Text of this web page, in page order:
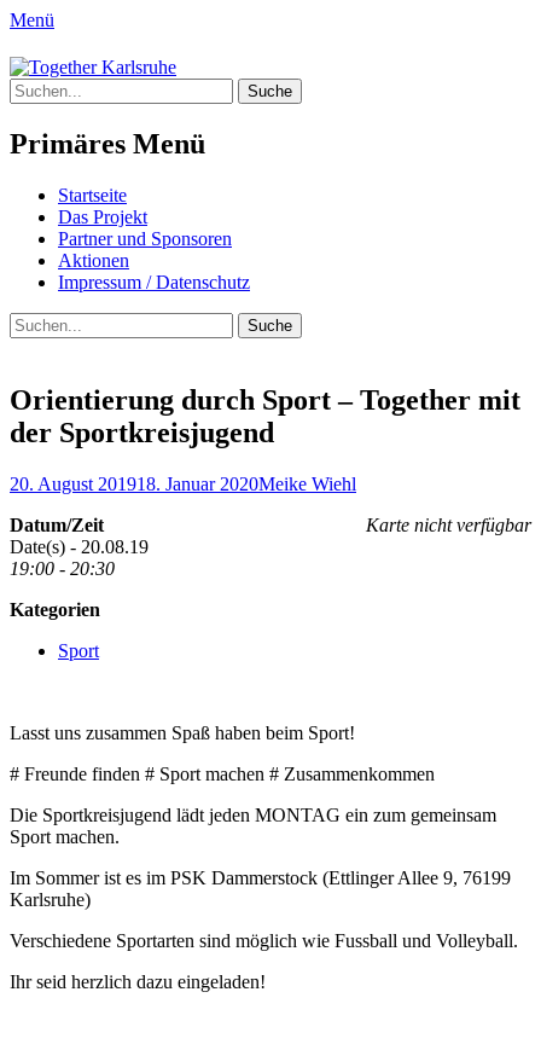
Menü
Together Karlsruhe
Integration von jungen Menschen mit
Fluchterfahrung und
Migrationshintergrund
Suche
nach:
Primäres Menü
Springe
zum
Inhalt
Startseite
Das Projekt
Partner und Sponsoren
Aktionen
Impressum / Datenschutz
Suchen
Suche
nach:
Orientierung durch Sport – Together mit
der Sportkreisjugend
Posted
20. August 201918. Januar 2020Author
Meike Wiehl
Karte nicht verfügbar
Datum/Zeit
Date(s) - 20.08.19
19:00 - 20:30
Kategorien
Sport
Lasst uns zusammen Spaß haben beim Sport!
# Freunde finden # Sport machen # Zusammenkommen
Die Sportkreisjugend lädt jeden MONTAG ein zum gemeinsam
Sport machen.
Im Sommer ist es im PSK Dammerstock (Ettlinger Allee 9, 76199
Karlsruhe)
Verschiedene Sportarten sind möglich wie Fussball und Volleyball.
Ihr seid herzlich dazu eingeladen!